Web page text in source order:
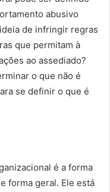
abusivo
de infringir regras
que permitam à
ao assediado?
o que não é
se definir o que é
é a forma
forma geral. Ele está